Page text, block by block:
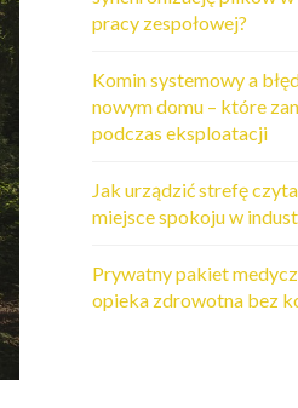
pracy zespołowej?
Komin systemowy a
nowym domu – które
podczas eksploatacji
Jak urządzić strefę
miejsce spokoju w
Prywatny pakiet
opieka zdrowotna bez